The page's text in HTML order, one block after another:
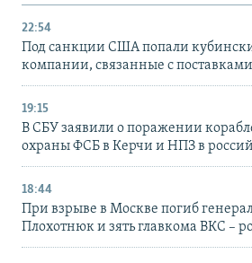
22:54
Под санкции США попали
компании, связанные с
19:15
В СБУ заявили о поражении
охраны ФСБ в Керчи и НПЗ в
18:44
При взрыве в Москве погиб
Плохотнюк и зять главкома ВКС –